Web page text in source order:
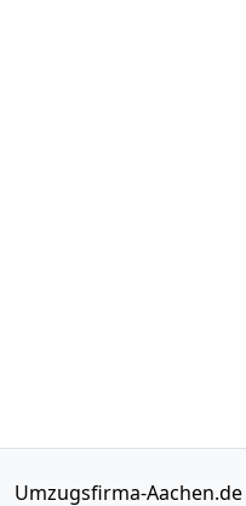
Umzugsfirma-Aachen.de